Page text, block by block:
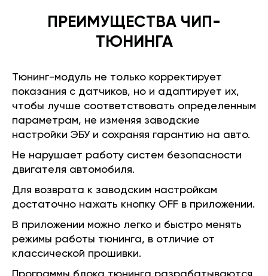
ПРЕИМУЩЕСТВА ЧИП-
ТЮНИНГА
Тюнинг-модуль не только корректирует
показания с датчиков, но и адаптирует их,
чтобы лучше соответствовать определенным
параметрам, не изменяя заводские
настройки ЭБУ и сохраняя гарантию на авто.
Не нарушает работу систем безопасности
двигателя автомобиля.
Для возврата к заводским настройкам
достаточно нажать кнопку OFF в приложении.
В приложении можно легко и быстро менять
режимы работы тюнинга, в отличие от
классической прошивки.